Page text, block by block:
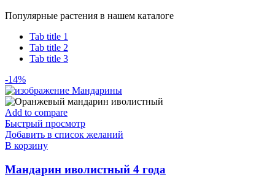
составляла
2,500₽.
Популярные растения в нашем каталоге
Tab title 1
Tab title 2
Tab title 3
-14%
Add to compare
Быстрый просмотр
Добавить в список желаний
В корзину
Мандарин иволистный 4 года